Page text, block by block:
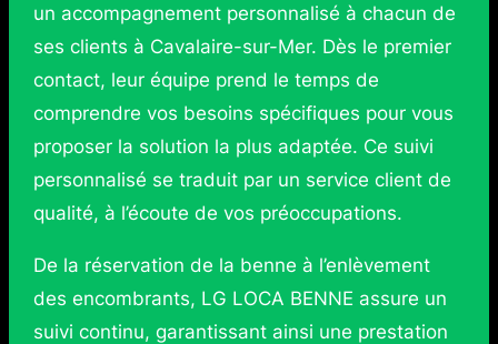
un accompagnement personnalisé à chacun de
ses clients à Cavalaire-sur-Mer. Dès le premier
contact, leur équipe prend le temps de
comprendre vos besoins spécifiques pour vous
proposer la solution la plus adaptée. Ce suivi
personnalisé se traduit par un service client de
qualité, à l’écoute de vos préoccupations.
De la réservation de la benne à l’enlèvement
des encombrants, LG LOCA BENNE assure un
suivi continu, garantissant ainsi une prestation